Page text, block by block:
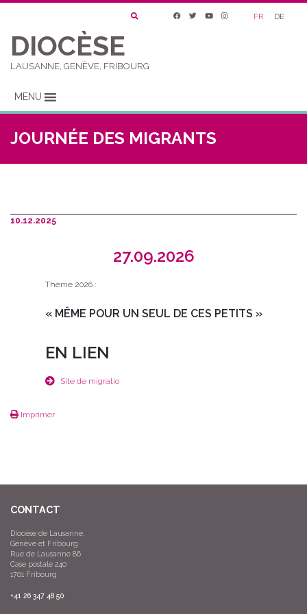
FR DE
DIOCÈSE
LAUSANNE, GENÈVE, FRIBOURG
MENU
JOURNÉE DES MIGRANTS
10.12.2025
27.09.2026
Thème 2026 :
« MÊME POUR UN SEUL DE CES PETITS »
EN LIEN
Site de migratio
Imprimer
CONTACT
Diocèse de Lausanne,
Genève et Fribourg
Rue de Lausanne 86
Case postale 240
1701 Fribourg
+41 26 347 48 50